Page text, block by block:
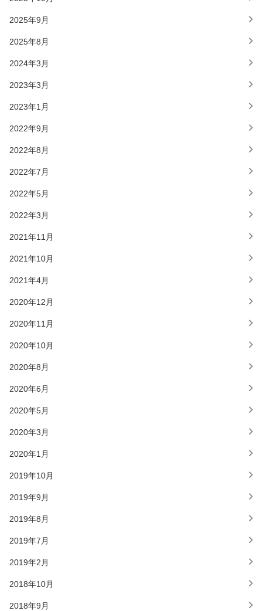
2025年9月
2025年8月
2024年3月
2023年3月
2023年1月
2022年9月
2022年8月
2022年7月
2022年5月
2022年3月
2021年11月
2021年10月
2021年4月
2020年12月
2020年11月
2020年10月
2020年8月
2020年6月
2020年5月
2020年3月
2020年1月
2019年10月
2019年9月
2019年8月
2019年7月
2019年2月
2018年10月
2018年9月